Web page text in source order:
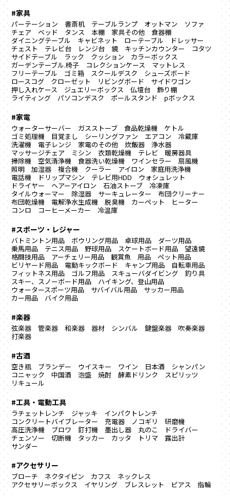
#家具
パーテーション 書斎机 テーブルランプ オットマン
ソファ
チェア
ベッド タンス 本棚 家具その他
食器棚
ダイニングテーブル
キャビネット ローテーブル
ドレッサー
チェスト
テレビ台 レンジ台 鏡 キッチンカウンター
コタツ
サイドテーブル
ラック クッション
カラーボックス
ガーデンテーブル.椅子
コレクションケース
マットレス
フリーテーブル
ゴミ箱 スクールデスク
シューズボード
ロースコグ
クローゼット リビングボード
サイドワゴン
押し入れケース
ジュエリーボックス 仏壇台
飾り棚
ライティング
パソコンデスク ポールスタンド pボックス
#家電
ウォーターサーバー ガスストーブ 食品乾燥機
ケトル
ゴミ処理機
目覚まし シーリングファン エアコン
冷蔵庫
洗濯機
電子レンジ 家電のその他 炊飯器
浄水器
マッサージチェア
ミシン 衣類乾燥機 テレビ
暖房器具
掃除機
空気清浄機 食器洗い乾燥機 ワインセラー
扇風機
照明
加湿器 複合機 クーラー アイロン
家庭用洗浄機
電話機
ドリップマシン テレビ用HDD
ウォシュレット
ドライヤー
ヘアーアイロン 石油ストーブ
冷凍庫
タイルウォーマー
除湿器 サーキュレーター
布団クリーナー
布団乾燥機
電解浄水生成機 脱臭機 カーペット
ヒーター
コンロ
コーヒーメーカー 冷温庫
#スポーツ・レジャー
バトミントン用品 ボウリング用品 卓球用品
ダーツ用品
乗馬用品
テニス用品 野球用品 スケートボード用品
望遠鏡
格闘技用品
アーチェリー用品 観賞魚 用品
ペット用品
ビリヤード用品
電動キックボード キャンプ用品
自転車用品
フィットネス用品
ゴルフ用品 スキューバダイビング
釣り具
スキー、スノーボード用品
ハイキング、登山用品
ウォータースポーツ用品
サバイバル用品
サッカー用品
カー用品
バイク用品
#楽器
弦楽器 管楽器 和楽器 器材 シンバル 鍵盤楽器
吹奏楽器
打楽器
#古酒
空き瓶 ブランデー ウイスキー ワイン 日本酒
シャンパン
コニャック
中国酒 泡盛 焼酎 酵素ドリンク
スピリッツ
リキュール
#工具・電動工具
ラチェットレンチ ジャッキ
インパクトレンチ
コンクリートバイブレーター
充電器 ノコギリ
研磨機
高圧洗浄機
ブロワ 釘打機 墨出し器 丸のこ
ドライバー
チェンソー
切断機 タッカー カッタ トリマ
露出計
サンダー
#アクセサリー
ブローチ ネクタイピン カフス
ネックレス
アクセサリーボックス
イヤリング ブレスレット ピアス 指輪